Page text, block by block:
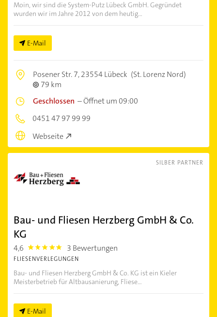
Moin, wir sind die System-Putz Lübeck GmbH. Gegründet
wurden wir im Jahre 2012 von dem heutig...
E-Mail
Posener Str. 7,23554 Lübeck (St. Lorenz Nord)
79 km
Geschlossen –Öffnet um 09:00
0451 47 97 99 99
Webseite
SILBER PARTNER
Bau- und Fliesen Herzberg GmbH & Co.
KG
4,6 4.6 3 Bewertungen
FLIESENVERLEGUNGEN
Bau- und Fliesen Herzberg GmbH & Co. KG ist ein Kieler
Meisterbetrieb für Altbausanierung, Fliese...
E-Mail